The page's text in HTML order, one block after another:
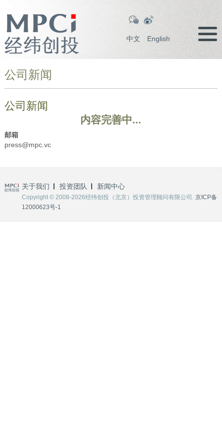
中文 English
公司新闻
公司新闻
内容完善中...
邮箱
press@mpc.vc
关于我们 投资团队 新闻中心
Copyright © 2008-2026经纬创投（北京）投资管理顾问有限公司. 京ICP备
12000623号-1